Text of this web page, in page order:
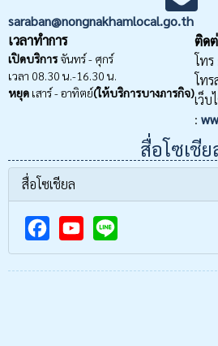
saraban@nongnakhamlocal.go.th
เวลาทำการ
เปิดบริการจันทร์ - ศุกร์
เวลา 08.30 น.-16.30 น.
หยุด เสาร์ - อาทิตย์(ให้บริการบางภารกิจ)
ติด
โทร
โทร
เว็บ
:
สื่อโซเชีย
สื่อโซเชียล
F
a
Y
o